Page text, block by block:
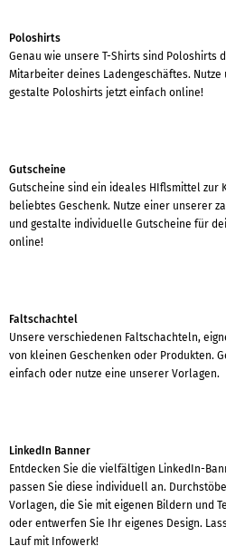
Poloshirts
Genau wie unsere T-Shirts sind Poloshirts
Mitarbeiter deines Ladengeschäftes.
gestalte Poloshirts jetzt einfach online!
Gutscheine
Gutscheine sind ein ideales HIflsmittel zur
beliebtes Geschenk. Nutze einer unserer
und gestalte individuelle Gutscheine für
online!
Faltschachtel
Unsere verschiedenen Faltschachteln,
von kleinen Geschenken oder Produkten.
einfach oder nutze eine unserer Vorlagen.
LinkedIn Banner
Entdecken Sie die vielfältigen LinkedIn-
passen Sie diese individuell an.
Vorlagen, die Sie mit eigenen Bildern und
oder entwerfen Sie Ihr eigenes Design.
Lauf mit Infowerk!